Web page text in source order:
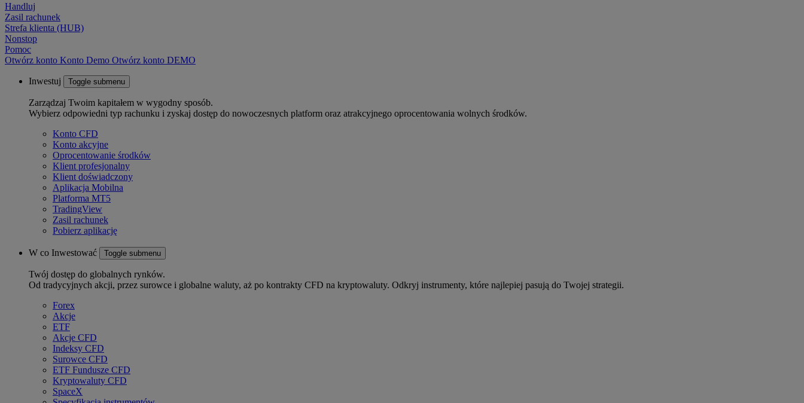
Handluj
Zasil rachunek
Strefa klienta (HUB)
Nonstop
Pomoc
Otwórz konto Konto Demo Otwórz konto DEMO
Inwestuj Toggle submenu
Zarządzaj Twoim kapitałem w wygodny sposób.
Wybierz odpowiedni typ rachunku i zyskaj dostęp do nowoczesnych platform oraz atrakcyjnego oprocentowania wolnych środków.
Konto CFD
Konto akcyjne
Oprocentowanie środków
Klient profesjonalny
Klient doświadczony
Aplikacja Mobilna
Platforma MT5
TradingView
Zasil rachunek
Pobierz aplikację
W co Inwestować Toggle submenu
Twój dostęp do globalnych rynków.
Od tradycyjnych akcji, przez surowce i globalne waluty, aż po kontrakty CFD na kryptowaluty. Odkryj instrumenty, które najlepiej pasują do Twojej strategii.
Forex
Akcje
ETF
Akcje CFD
Indeksy CFD
Surowce CFD
ETF Fundusze CFD
Kryptowaluty CFD
SpaceX